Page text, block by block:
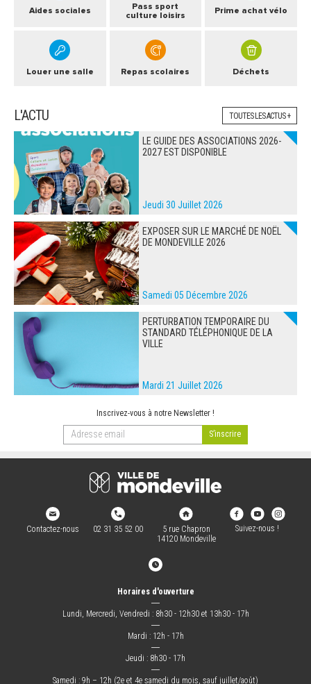
Aides sociales
Pass sport
culture loisirs
Prime achat vélo
Louer une salle Repas scolaires Déchets
L'ACTU TOUTES LES ACTUS +
LE GUIDE DES ASSOCIATIONS 2026-
2027 EST DISPONIBLE
Jeudi 30 Juillet 2026
EXPOSER SUR LE MARCHÉ DE NOËL
DE MONDEVILLE 2026
Samedi 05 Décembre 2026
PERTURBATION TEMPORAIRE DU
STANDARD TÉLÉPHONIQUE DE LA
VILLE
Mardi 21 Juillet 2026
Inscrivez-vous à notre Newsletter !
Contactez-nous 02 31 35 52 00
5 rue Chapron
14120 Mondeville
Suivez-nous !
Horaires d'ouverture
―
Lundi, Mercredi, Vendredi : 8h30 - 12h30 et 13h30 - 17h
―
Mardi : 12h - 17h
―
Jeudi : 8h30 - 17h
―
Samedi : 9h – 12h (2e et 4e samedi du mois, sauf juillet/août)